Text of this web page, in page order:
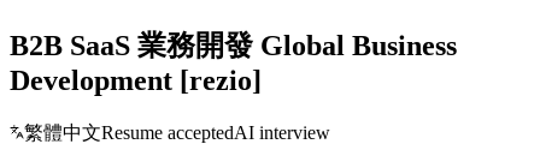
B2B SaaS 業務開發 Global Business
Development [rezio]
繁體中文Resume acceptedAI interview